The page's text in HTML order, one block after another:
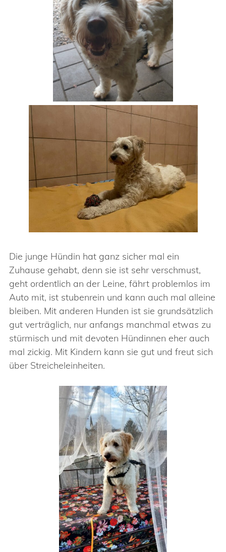
Die junge Hündin hat ganz sicher mal ein
Zuhause gehabt, denn sie ist sehr verschmust,
geht ordentlich an der Leine, fährt problemlos im
Auto mit, ist stubenrein und kann auch mal alleine
bleiben. Mit anderen Hunden ist sie grundsätzlich
gut verträglich, nur anfangs manchmal etwas zu
stürmisch und mit devoten Hündinnen eher auch
mal zickig. Mit Kindern kann sie gut und freut sich
über Streicheleinheiten.